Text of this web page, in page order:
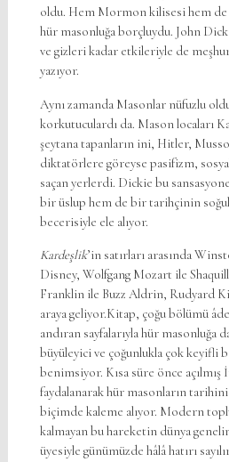
oldu. Hem Mormon kilisesi hem de
hür masonluğa borçluydu. John
ve gizleri kadar etkileriyle de
yazıyor.
Aynı zamanda Masonlar nüfuzlu
korkutuculardı da. Mason locaları
şeytana tapanların ini, Hitler,
diktatörlere göreyse pasifizm,
saçan yerlerdi. Dickie bu
bir üslup hem de bir tarihçinin
becerisiyle ele alıyor.
Kardeşlik’in satırları arasında
Disney, Wolfgang Mozart ile
Franklin ile Buzz Aldrin, Rudyard
araya geliyor.Kitap, çoğu bölümü
andıran sayfalarıyla hür
büyüleyici ve çoğunlukla çok keyifli
benimsiyor. Kısa süre önce
faydalanarak hür masonların tarihini
biçimde kaleme alıyor. Modern
kalmayan bu hareketin dünya
üyesiyle günümüzde hâlâ hatırı